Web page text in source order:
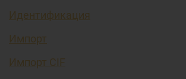
Идентификация
Импорт
Импорт CIF